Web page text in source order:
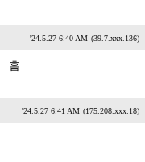
'24.5.27 6:40 AM (39.7.xxx.136)
흠
'24.5.27 6:41 AM (175.208.xxx.18)